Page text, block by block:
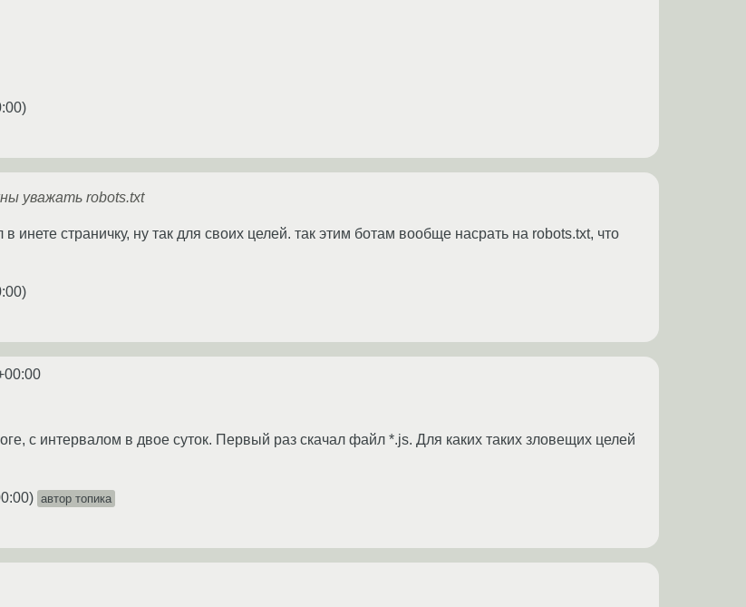
)
уважать robots.txt
инете страничку, ну так для своих целей. так этим ботам вообще насрать на robots.txt, что
)
с интервалом в двое суток. Первый раз скачал файл *.js. Для каких таких зловещих целей
) автор топика